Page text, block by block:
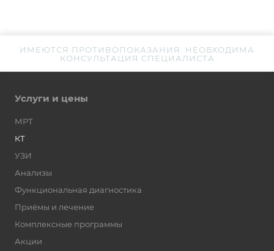
ИМЕЮТСЯ ПРОТИВОПОКАЗАНИЯ. НЕОБХОДИМА
КОНСУЛЬТАЦИЯ СПЕЦИАЛИСТА
Услуги и цены
МРТ
КТ
УЗИ
Анализы
Функциональная диагностика
Приёмы и лечение
Комплексные программы
Акции